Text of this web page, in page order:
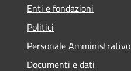
Enti e fondazioni
Politici
Personale Amministrativo
Documenti e dati